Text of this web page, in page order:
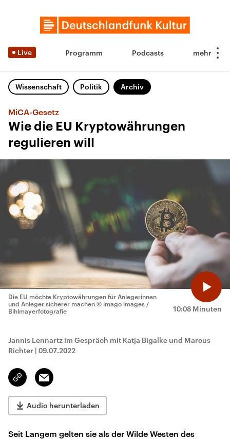
Live Programm Podcasts
Wissenschaft Politik Archiv
MiCA-Gesetz
Wie die EU Kryptowährungen
regulieren will
10:08 Minuten
Die EU möchte Kryptowährungen für Anlegerinnen
und Anleger sicherer machen © imago images /
Bihlmayerfotografie
Jannis Lennartz im Gespräch mit Katja Bigalke und Marcus
Richter | 09.07.2022
Link
kopieren/teilen
Email
Audio herunterladen
Seit Langem gelten sie als der Wilde Westen des